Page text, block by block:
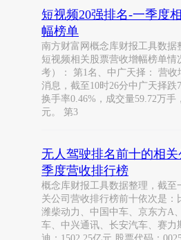
短视频20强排名-一季度
幅榜单
南方财富网概念库财报工具数据
短视频相关股票营收增幅榜单情
考）： 第1名、中广天择： 营收
消息，截至10时26分中广天择跌
换手率0.46%，成交量59.72万手
元。 第3
无人驾驶排名前十的相
季度营收排行榜
概念库财报工具数据整理，截至
关公司营收排行榜前十依次是：
潍柴动力、中国中车、京东方A
车、中兴通讯、长安汽车、赛力